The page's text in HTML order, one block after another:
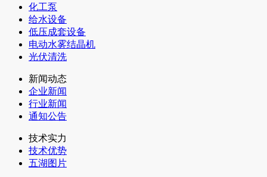
化工泵
给水设备
低压成套设备
电动水雾结晶机
光伏清洗
新闻动态
企业新闻
行业新闻
通知公告
技术实力
技术优势
五湖图片